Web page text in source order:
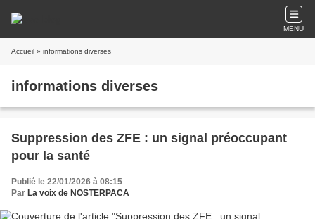
MENU
Accueil » informations diverses
informations diverses
Suppression des ZFE : un signal préoccupant
pour la santé
Publié le 22/01/2026 à 08:15
Par La voix de NOSTERPACA